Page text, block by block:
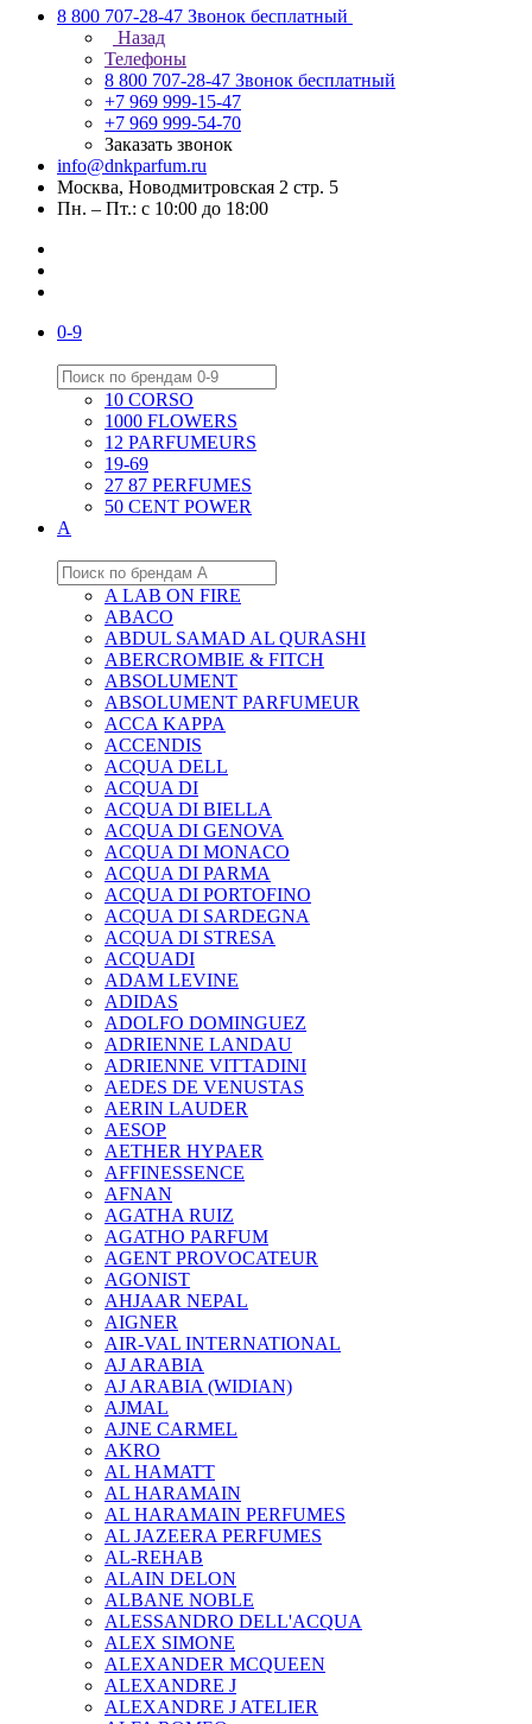
8 800 707-28-47 Звонок бесплатный
Назад
Телефоны
8 800 707-28-47 Звонок бесплатный
+7 969 999-15-47
+7 969 999-54-70
Заказать звонок
info@dnkparfum.ru
Москва, Новодмитровская 2 стр. 5
Пн. – Пт.: с 10:00 до 18:00
0-9
10 CORSO
1000 FLOWERS
12 PARFUMEURS
19-69
27 87 PERFUMES
50 CENT POWER
A
A LAB ON FIRE
ABACO
ABDUL SAMAD AL QURASHI
ABERCROMBIE & FITCH
ABSOLUMENT
ABSOLUMENT PARFUMEUR
ACCA KAPPA
ACCENDIS
ACQUA DELL
ACQUA DI
ACQUA DI BIELLA
ACQUA DI GENOVA
ACQUA DI MONACO
ACQUA DI PARMA
ACQUA DI PORTOFINO
ACQUA DI SARDEGNA
ACQUA DI STRESA
ACQUADI
ADAM LEVINE
ADIDAS
ADOLFO DOMINGUEZ
ADRIENNE LANDAU
ADRIENNE VITTADINI
AEDES DE VENUSTAS
AERIN LAUDER
AESOP
AETHER HYPAER
AFFINESSENCE
AFNAN
AGATHA RUIZ
AGATHO PARFUM
AGENT PROVOCATEUR
AGONIST
AHJAAR NEPAL
AIGNER
AIR-VAL INTERNATIONAL
AJ ARABIA
AJ ARABIA (WIDIAN)
AJMAL
AJNE CARMEL
AKRO
AL HAMATT
AL HARAMAIN
AL HARAMAIN PERFUMES
AL JAZEERA PERFUMES
AL-REHAB
ALAIN DELON
ALBANE NOBLE
ALESSANDRO DELL'ACQUA
ALEX SIMONE
ALEXANDER MCQUEEN
ALEXANDRE J
ALEXANDRE J ATELIER